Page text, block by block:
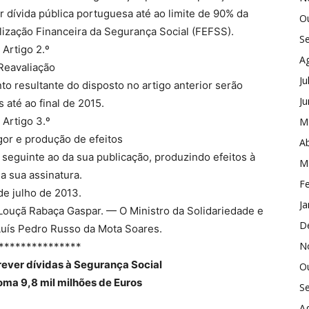
dívida pública portuguesa até ao limite de 90% da
Financeira da Segurança Social (FEFSS).
Artigo 2.º
resultante do disposto no artigo anterior serão
até ao final de 2015.
Artigo 3.º
e produção de efeitos
ao da sua publicação, produzindo efeitos à
sua assinatura.
julho de 2013.
Rabaça Gaspar. — O Ministro da Solidariedade e
Pedro Russo da Mota Soares.
dívidas à Segurança Social
9,8 mil milhões de Euros